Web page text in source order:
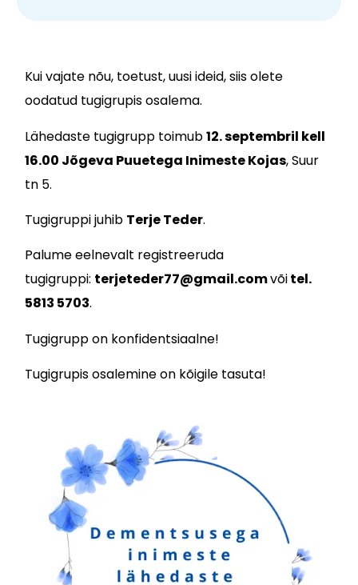
Kui vajate nõu, toetust, uusi ideid, siis olete
oodatud tugigrupis osalema.
Lähedaste tugigrupp toimub12. septembril kell
16.00 Jõgeva Puuetega Inimeste Kojas, Suur
tn 5.
Tugigruppi juhib Terje Teder.
Palume eelnevalt registreeruda
tugigruppi: terjeteder77@gmail.comvõitel.
5813 5703.
Tugigrupp on konfidentsiaalne!
Tugigrupis osalemine on kõigile tasuta!